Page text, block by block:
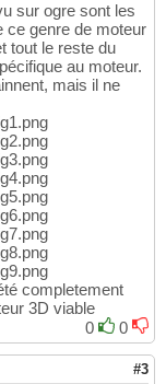
sur ogre sont les
ce genre de moteur
tout le reste du
au moteur.
mais il ne
completement
3D viable
0
0
#3